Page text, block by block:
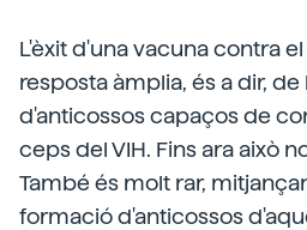
L'èxit d'una vacuna contra
resposta àmplia, és a dir,
d'anticossos capaços de
ceps del VIH. Fins ara això
També és molt rar,
formació d'anticossos